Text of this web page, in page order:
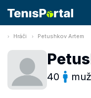
Hráči Petushkov Artem
40 muž